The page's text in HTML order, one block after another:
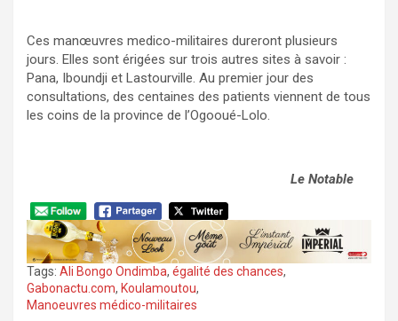
Ces manœuvres medico-militaires dureront plusieurs
jours. Elles sont érigées sur trois autres sites à savoir :
Pana, Iboundji et Lastourville. Au premier jour des
consultations, des centaines des patients viennent de tous
les coins de la province de l’Ogooué-Lolo.
Le Notable
Tags: Ali Bongo Ondimba, égalité des chances,
Gabonactu.com, Koulamoutou,
Manoeuvres médico-militaires